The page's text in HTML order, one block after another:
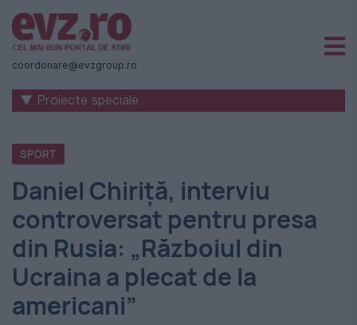
Știri
naționale
internaționale
România
-
Evenimentul
Zilei
coordonare@evzgroup.ro
▼ Proiecte speciale
SPORT
Daniel Chiriţă, interviu
controversat pentru presa
din Rusia: „Războiul din
Ucraina a plecat de la
americani”